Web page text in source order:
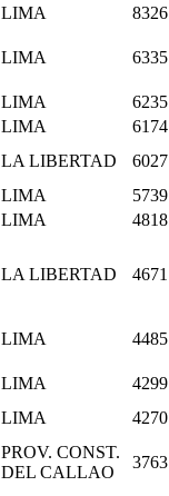
LIMA
LIMA
LIMA
LIMA
LA LIBERTAD
LIMA
LIMA
LA LIBERTAD
LIMA
LIMA
LIMA
PROV. CONST.
DEL CALLAO